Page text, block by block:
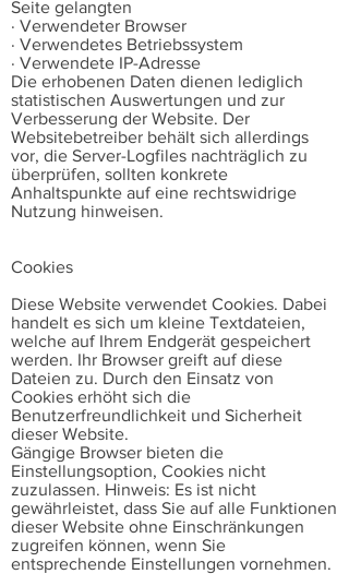
Seite gelangten
· Verwendeter Browser
· Verwendetes Betriebssystem
· Verwendete IP-Adresse
Die erhobenen Daten dienen lediglich
statistischen Auswertungen und zur
Verbesserung der Website. Der
Websitebetreiber behält sich allerdings
vor, die Server-Logfiles nachträglich zu
überprüfen, sollten konkrete
Anhaltspunkte auf eine rechtswidrige
Nutzung hinweisen.
Cookies
Diese Website verwendet Cookies. Dabei
handelt es sich um kleine Textdateien,
welche auf Ihrem Endgerät gespeichert
werden. Ihr Browser greift auf diese
Dateien zu. Durch den Einsatz von
Cookies erhöht sich die
Benutzerfreundlichkeit und Sicherheit
dieser Website.
Gängige Browser bieten die
Einstellungsoption, Cookies nicht
zuzulassen. Hinweis: Es ist nicht
gewährleistet, dass Sie auf alle Funktionen
dieser Website ohne Einschränkungen
zugreifen können, wenn Sie
entsprechende Einstellungen vornehmen.